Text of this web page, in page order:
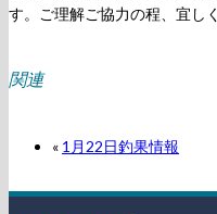
す。ご理解ご協力の程、宜し
関連
« 1月22日釣果情報